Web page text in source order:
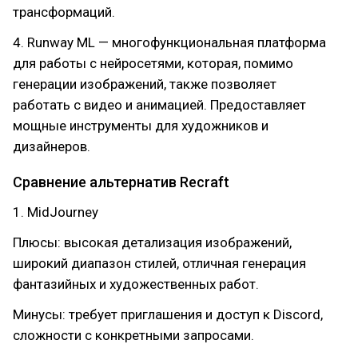
трансформаций.
4. Runway ML — многофункциональная платформа
для работы с нейросетями, которая, помимо
генерации изображений, также позволяет
работать с видео и анимацией. Предоставляет
мощные инструменты для художников и
дизайнеров.
Сравнение альтернатив Recraft
1. MidJourney
Плюсы: высокая детализация изображений,
широкий диапазон стилей, отличная генерация
фантазийных и художественных работ.
Минусы: требует приглашения и доступ к Discord,
сложности с конкретными запросами.